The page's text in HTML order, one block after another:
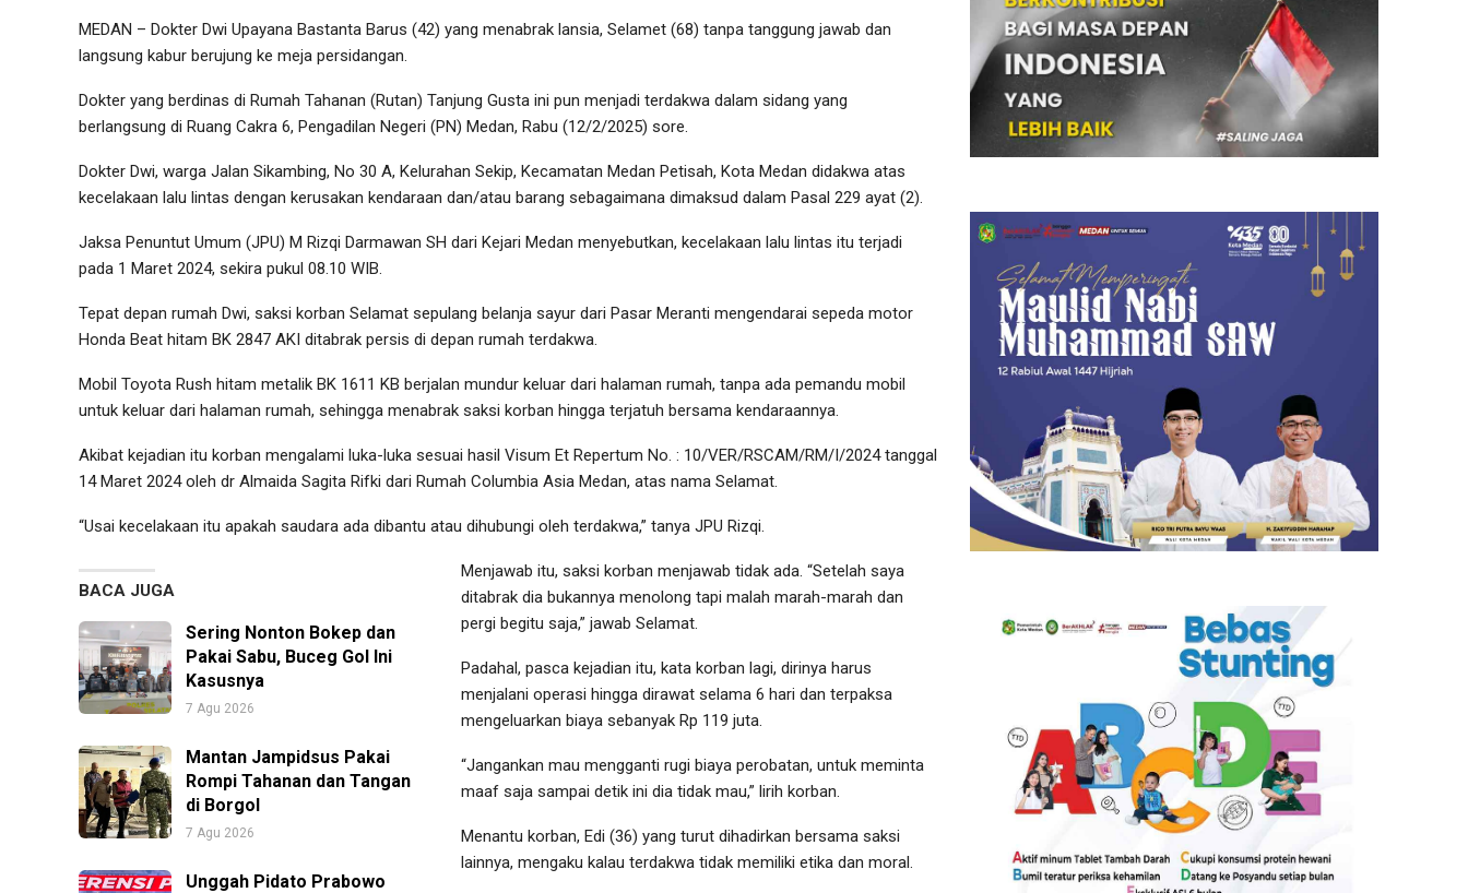
MEDAN – Dokter Dwi Upayana Bastanta Barus (42) yang menabrak lansia, Selamet (68) tanpa tanggung jawab dan
langsung kabur berujung ke meja persidangan.
Dokter yang berdinas di Rumah Tahanan (Rutan) Tanjung Gusta ini pun menjadi terdakwa dalam sidang yang
berlangsung di Ruang Cakra 6, Pengadilan Negeri (PN) Medan, Rabu (12/2/2025) sore.
Dokter Dwi, warga Jalan Sikambing, No 30 A, Kelurahan Sekip, Kecamatan Medan Petisah, Kota Medan didakwa atas
kecelakaan lalu lintas dengan kerusakan kendaraan dan/atau barang sebagaimana dimaksud dalam Pasal 229 ayat (2).
Jaksa Penuntut Umum (JPU) M Rizqi Darmawan SH dari Kejari Medan menyebutkan, kecelakaan lalu lintas itu terjadi
pada 1 Maret 2024, sekira pukul 08.10 WIB.
Tepat depan rumah Dwi, saksi korban Selamat sepulang belanja sayur dari Pasar Meranti mengendarai sepeda motor
Honda Beat hitam BK 2847 AKI ditabrak persis di depan rumah terdakwa.
Mobil Toyota Rush hitam metalik BK 1611 KB berjalan mundur keluar dari halaman rumah, tanpa ada pemandu mobil
untuk keluar dari halaman rumah, sehingga menabrak saksi korban hingga terjatuh bersama kendaraannya.
Akibat kejadian itu korban mengalami luka-luka sesuai hasil Visum Et Repertum No. : 10/VER/RSCAM/RM/I/2024 tanggal
14 Maret 2024 oleh dr Almaida Sagita Rifki dari Rumah Columbia Asia Medan, atas nama Selamat.
“Usai kecelakaan itu apakah saudara ada dibantu atau dihubungi oleh terdakwa,” tanya JPU Rizqi.
BACA JUGA
Sering Nonton Bokep dan
Pakai Sabu, Buceg Gol Ini
Kasusnya
7 Agu 2026
Mantan Jampidsus Pakai
Rompi Tahanan dan Tangan
di Borgol
7 Agu 2026
Unggah Pidato Prabowo
Menjawab itu, saksi korban menjawab tidak ada. “Setelah saya
ditabrak dia bukannya menolong tapi malah marah-marah dan
pergi begitu saja,” jawab Selamat.
Padahal, pasca kejadian itu, kata korban lagi, dirinya harus
menjalani operasi hingga dirawat selama 6 hari dan terpaksa
mengeluarkan biaya sebanyak Rp 119 juta.
“Jangankan mau mengganti rugi biaya perobatan, untuk meminta
maaf saja sampai detik ini dia tidak mau,” lirih korban.
Menantu korban, Edi (36) yang turut dihadirkan bersama saksi
lainnya, mengaku kalau terdakwa tidak memiliki etika dan moral.